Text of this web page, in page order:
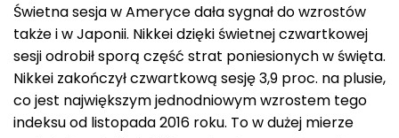
Świetna sesja w Ameryce dała sygnał do wzrostów
także i w Japonii. Nikkei dzięki świetnej czwartkowej
sesji odrobił sporą część strat poniesionych w święta.
Nikkei zakończył czwartkową sesję 3,9 proc. na plusie,
co jest największym jednodniowym wzrostem tego
indeksu od listopada 2016 roku. To w dużej mierze